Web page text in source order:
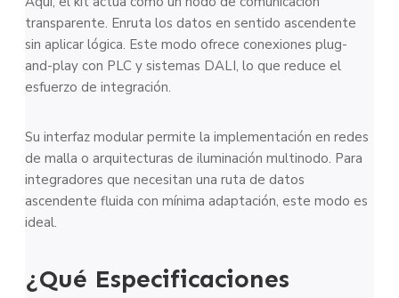
transparente. Enruta los datos en sentido ascendente
sin aplicar lógica. Este modo ofrece conexiones plug-
and-play con PLC y sistemas DALI, lo que reduce el
esfuerzo de integración.
Su interfaz modular permite la implementación en redes
de malla o arquitecturas de iluminación multinodo. Para
integradores que necesitan una ruta de datos
ascendente fluida con mínima adaptación, este modo es
ideal.
¿Qué Especificaciones